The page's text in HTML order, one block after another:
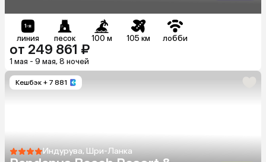
линия песок 100 м 105 км лобби
от 249 861 ₽
1 мая - 9 мая, 8 ночей
Кешбэк + 7 881
Индурува, Шри-Ланка